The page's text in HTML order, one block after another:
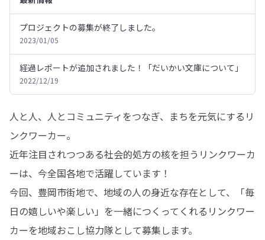
プロジェクトの募集が終了しました。
2023/01/05
経過レポートが追加されました！「だいかい文庫について」
2022/12/19
人と人、人とコミュニティをつなぎ、まちを元気にするリ
ンクワーカー。
近年注目されつつある社会的処方の核を担うリンクワーカ
ーは、今全国各地で活躍しています！
今回、豊岡市街地で、地域の人の身近な存在として、「毎
日の嬉しいや楽しい」を一緒につくってくれるリンクワー
カーを地域おこし協力隊として募集します。